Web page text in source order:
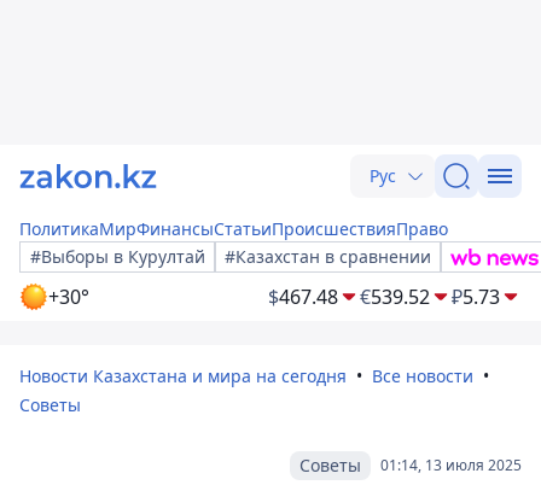
Рус
ПолитикаМирФинансыСтатьиПроисшествияПраво
#Выборы в Курултай
#Казахстан в сравнении
+30° $467.48 €539.52 ₽5.73
Новости Казахстана и мира на сегодня
Все новости
Советы
01:14, 13 июля 2025
Советы